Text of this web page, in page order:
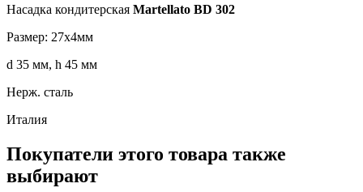
Насадка кондитерская Martellato BD 302
Размер: 27х4мм
d 35 мм, h 45 мм
Нерж. сталь
Италия
Покупатели этого товара также
выбирают